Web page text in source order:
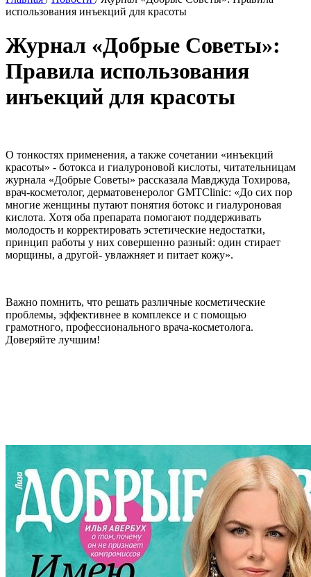
использования инъекций для красоты
Журнал «Добрые Советы»:
Правила использования
инъекций для красоты
О тонкостях применения, а также сочетании «инъекций
красоты» - ботокса и гиалуроновой кислоты, читательницам
журнала «Добрые Советы» рассказала Мавджуда Тохирова,
врач-косметолог, дерматовенеролог GMTClinic: «До сих пор
многие женщины путают понятия ботокс и гиалуроновая
кислота. Хотя оба препарата помогают поддерживать
молодость и корректировать эстетические недостатки,
принцип работы у них совершенно разный: один стирает
морщины, а другой- увлажняет и питает кожу».
Важно помнить, что решать различные косметические
проблемы, эффективнее в комплексе и с помощью
грамотного, профессионального врача-косметолога.
Доверяйте лучшим!